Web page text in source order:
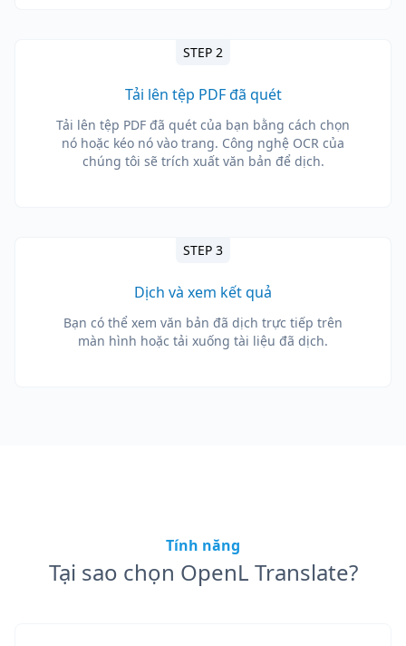
STEP 2
Tải lên tệp PDF đã quét
Tải lên tệp PDF đã quét của bạn bằng cách chọn
nó hoặc kéo nó vào trang. Công nghệ OCR của
chúng tôi sẽ trích xuất văn bản để dịch.
STEP 3
Dịch và xem kết quả
Bạn có thể xem văn bản đã dịch trực tiếp trên
màn hình hoặc tải xuống tài liệu đã dịch.
Tính năng
Tại sao chọn OpenL Translate?